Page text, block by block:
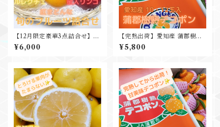
【12月限定豪華3点詰合せ】紅
まどんな ルレクチェ 蜜入りリ
ンゴ 豪華3点セット
¥6,000
【完熟出荷】愛知産 蒲郡樹熟
デコポン 3kg10-12玉入 高糖
度
¥5,800